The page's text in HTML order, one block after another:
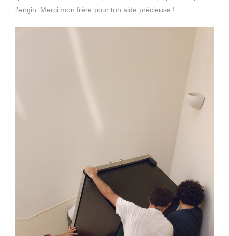
l’engin. Merci mon frère pour ton aide précieuse !